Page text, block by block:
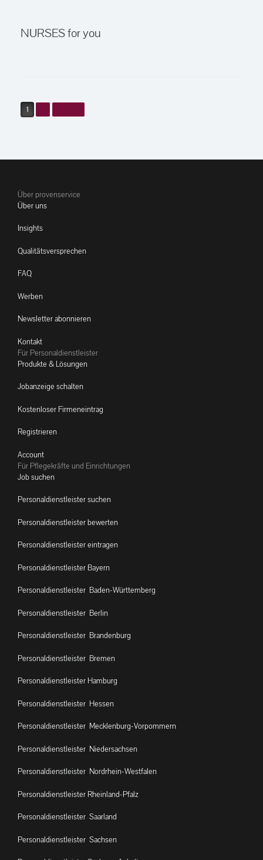
NURSES for you
Beitragsnavigation
1
Über provenservice
Über uns
Insights
Qualitätsversprechen
FAQ
Werben
Newsletter abonnieren
Kontakt
Für Personaldienstleister
Produkte & Lösungen
Jobanzeige schalten
Kostenloser Firmeneintrag
Registrieren
Account
Für Pflegekräfte und Einrichtungen
Job suchen
Personaldienstleister suchen
Personaldienstleister bewerten
Personaldienstleister eintragen
Personaldienstleister Bayern
Personaldienstleister Baden-Württemberg
Personaldienstleister Berlin
Personaldienstleister Brandenburg
Personaldienstleister Bremen
Personaldienstleister Hamburg
Personaldienstleister Hessen
Personaldienstleister Mecklenburg-Vorpommern
Personaldienstleister Niedersachsen
Personaldienstleister Nordrhein-Westfalen
Personaldienstleister Rheinland-Pfalz
Personaldienstleister Saarland
Personaldienstleister Sachsen